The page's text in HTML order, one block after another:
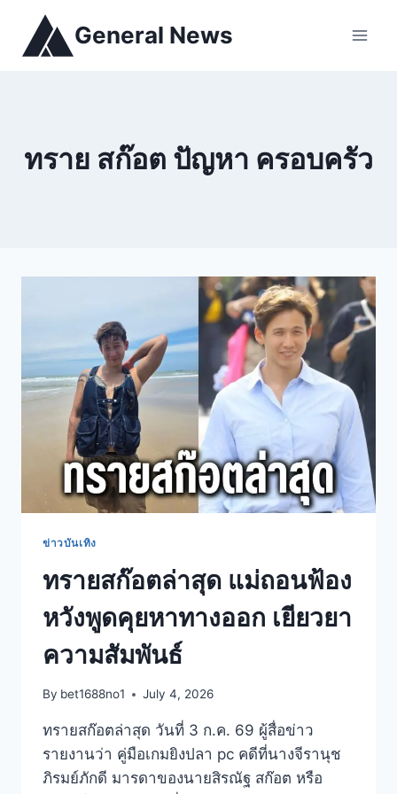
General News
ทราย สก๊อต ปัญหา ครอบครัว
ข่าวบันเทิง
ทรายสก๊อตล่าสุด แม่ถอนฟ้อง
หวังพูดคุยหาทางออก เยียวยา
ความสัมพันธ์
By bet1688no1 July 4, 2026
ทรายสก๊อตล่าสุด วันที่ 3 ก.ค. 69 ผู้สื่อข่าว
รายงานว่า คู่มือเกมยิงปลา pc คดีที่นางจีรานุช
ภิรมย์ภักดี มารดาของนายสิรณัฐ สก๊อต หรือ